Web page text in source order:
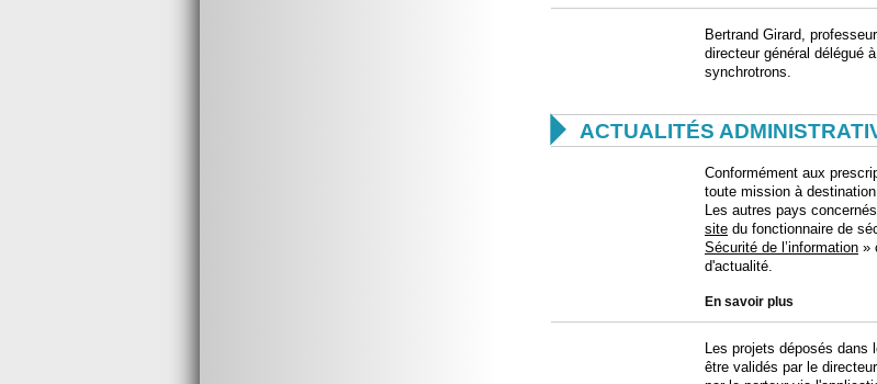
Bertrand Girard,
directeur général délégué
synchrotrons.
 ACTUALITÉS
Conformément aux
toute mission à
Les autres pays
site du fonctionnaire de
Sécurité de l’information »
d'actualité.
En savoir plus
Les projets déposés dans
être validés par le